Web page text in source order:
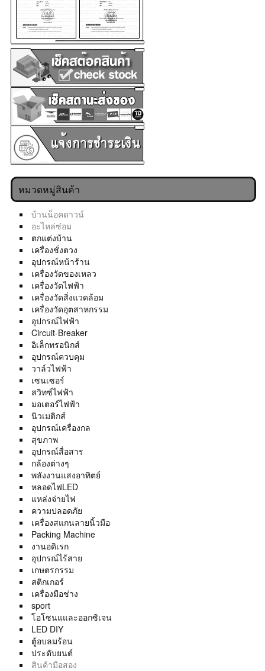
หมวดหมู่สินค้า
บ้านน็อคดาวน์
อะไหล่ซ่อม
ตกแต่งบ้าน
เครื่องชั่งตวง
อุปกรณ์หน้าร้าน
เครื่องวัดของเหลว
เครื่องวัดไฟฟ้า
เครื่องวัดสิ่งแวดล้อม
เครื่องวัดอุตสาหกรรม
อุปกรณ์ไฟฟ้า
Circuit-Breaker
อิเล็กทรอนิกส์
อุปกรณ์ควบคุม
วาล์วไฟฟ้า
เซนเซอร์
สวิทซ์ไฟฟ้า
มอเตอร์ไฟฟ้า
นิวเมติกส์
อุปกรณ์เครื่องกล
สุขภาพ
อุปกรณ์สื่อสาร
กล้องต่างๆ
พลังงานแสงอาทิตย์
หลอดไฟLED
แหล่งจ่ายไฟ
ความปลอดภัย
เครื่องสแกนลายนิ้วมือ
Packing Machine
งานอดิเรก
อุปกรณ์ไร้สาย
เกษตรกรรม
สติกเกอร์
เครื่องมือช่าง
sport
โอโซนแและออกซิเจน
LED DIY
ตู้อบลมร้อน
ประดับยนต์
สินค้ามือสอง